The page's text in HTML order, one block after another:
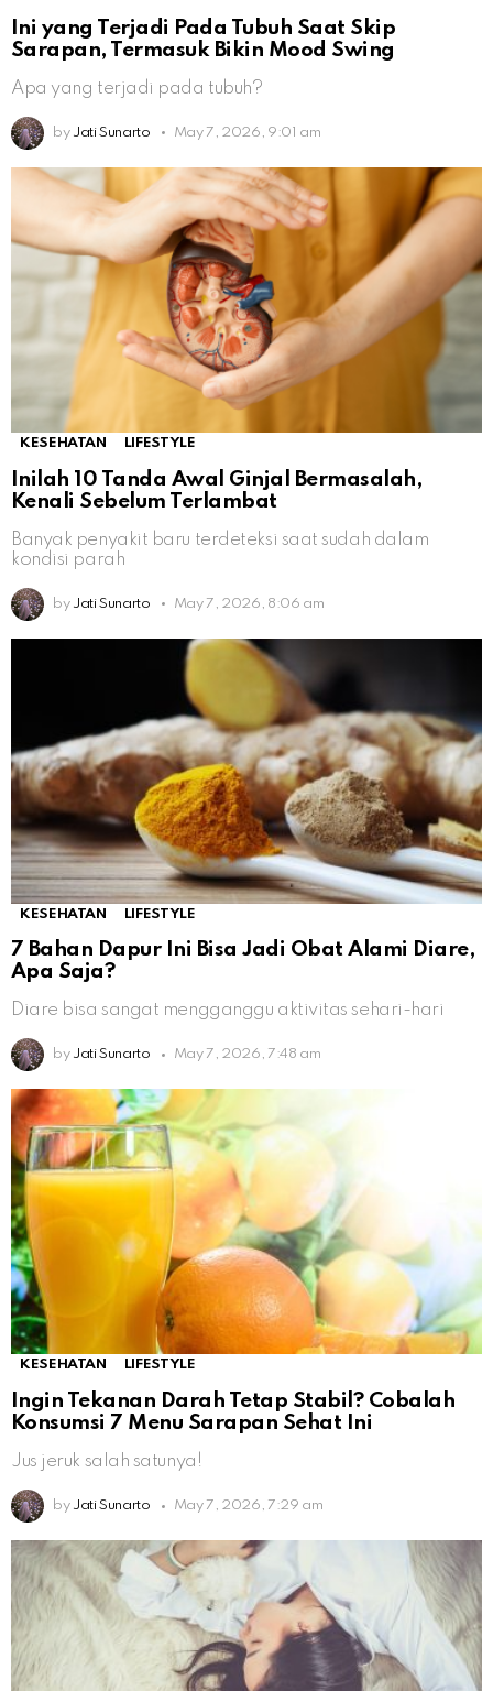
Ini yang Terjadi Pada Tubuh Saat Skip
Sarapan, Termasuk Bikin Mood Swing
Apa yang terjadi pada tubuh?
by Jati Sunarto May 7, 2026, 9:01 am
KESEHATAN LIFESTYLE
Inilah 10 Tanda Awal Ginjal Bermasalah,
Kenali Sebelum Terlambat
Banyak penyakit baru terdeteksi saat sudah dalam
kondisi parah
by Jati Sunarto May 7, 2026, 8:06 am
KESEHATAN LIFESTYLE
7 Bahan Dapur Ini Bisa Jadi Obat Alami Diare,
Apa Saja?
Diare bisa sangat mengganggu aktivitas sehari-hari
by Jati Sunarto May 7, 2026, 7:48 am
KESEHATAN LIFESTYLE
Ingin Tekanan Darah Tetap Stabil? Cobalah
Konsumsi 7 Menu Sarapan Sehat Ini
Jus jeruk salah satunya!
by Jati Sunarto May 7, 2026, 7:29 am